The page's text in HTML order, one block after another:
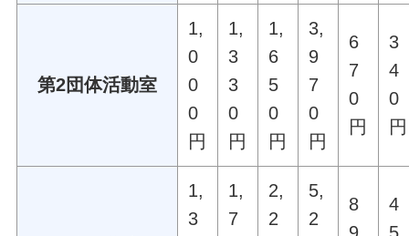
第2団体活動室
1,
0
0
0
円
1,
3
3
0
円
1,
6
5
0
円
3,
9
7
0
円
6
7
0
円
3
4
0
円
1,
3
1,
7
2,
2
5,
2
8
4